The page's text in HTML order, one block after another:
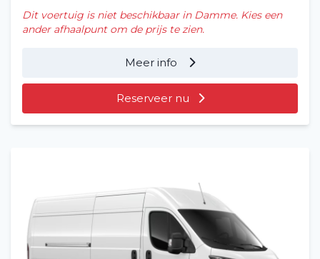
Home
Lange termijn
Over ons
Dit voertuig is niet beschikbaar in Damme. Kies een
ander afhaalpunt om de prijs te zien.
Meer info
Reserveer nu